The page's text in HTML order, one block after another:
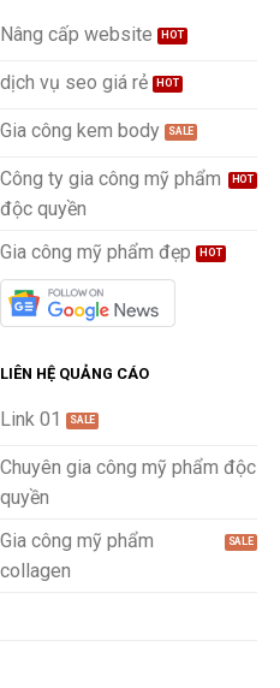
Nâng cấp website
dịch vụ seo giá rẻ
Gia công kem body
Công ty gia công mỹ phẩm
độc quyền
Gia công mỹ phẩm đẹp
LIÊN HỆ QUẢNG CÁO
Link 01
Chuyên gia công mỹ phẩm độc
quyền
Gia công mỹ phẩm
collagen